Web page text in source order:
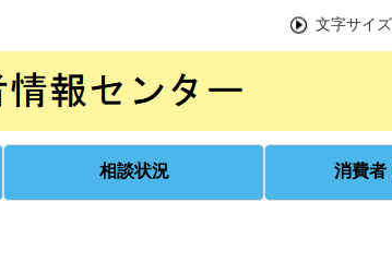
文字サイズ
相談状況 消費者